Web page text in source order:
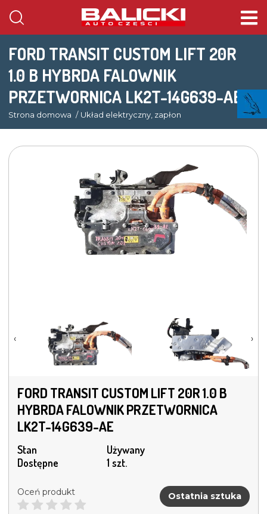
FORD TRANSIT CUSTOM LIFT 20R
1.0 B HYBRDA FALOWNIK
PRZETWORNICA LK2T-14G639-AE
Strona domowa Układ elektryczny, zapłon
‹ ›
FORD TRANSIT CUSTOM LIFT 20R 1.0 B
HYBRDA FALOWNIK PRZETWORNICA
LK2T-14G639-AE
Stan
Używany
Dostępne
1 szt.
Oceń produkt Ostatnia sztuka